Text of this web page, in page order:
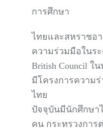
การศึกษา
ไทยและสหราชอ
ความร่วมมือในร
British Council
มีโครงการความ
ไทย
ปัจจุบันมีนักศึกษา
คน กระทรวงการ